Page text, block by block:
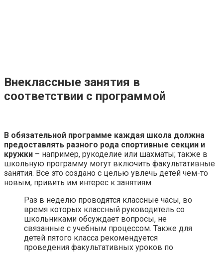
Внеклассные занятия в
соответствии с программой
В обязательной программе каждая школа должна
предоставлять разного рода спортивные секции и
кружки – например, рукоделие или шахматы; также в
школьную программу могут включить факультативные
занятия. Все это создано с целью увлечь детей чем-то
новым, привить им интерес к занятиям.
Раз в неделю проводятся классные часы, во
время которых классный руководитель со
школьниками обсуждает вопросы, не
связанные с учебным процессом. Также для
детей пятого класса рекомендуется
проведения факультативных уроков по